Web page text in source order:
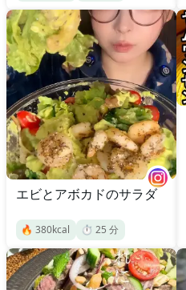
エビとアボカドのサラダ
🔥 380kcal ⏱️ 25 分